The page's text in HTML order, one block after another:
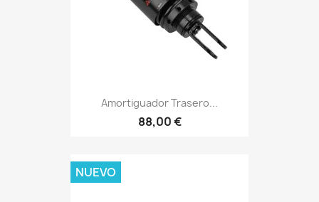
Amortiguador Trasero...
88,00 €
NUEVO